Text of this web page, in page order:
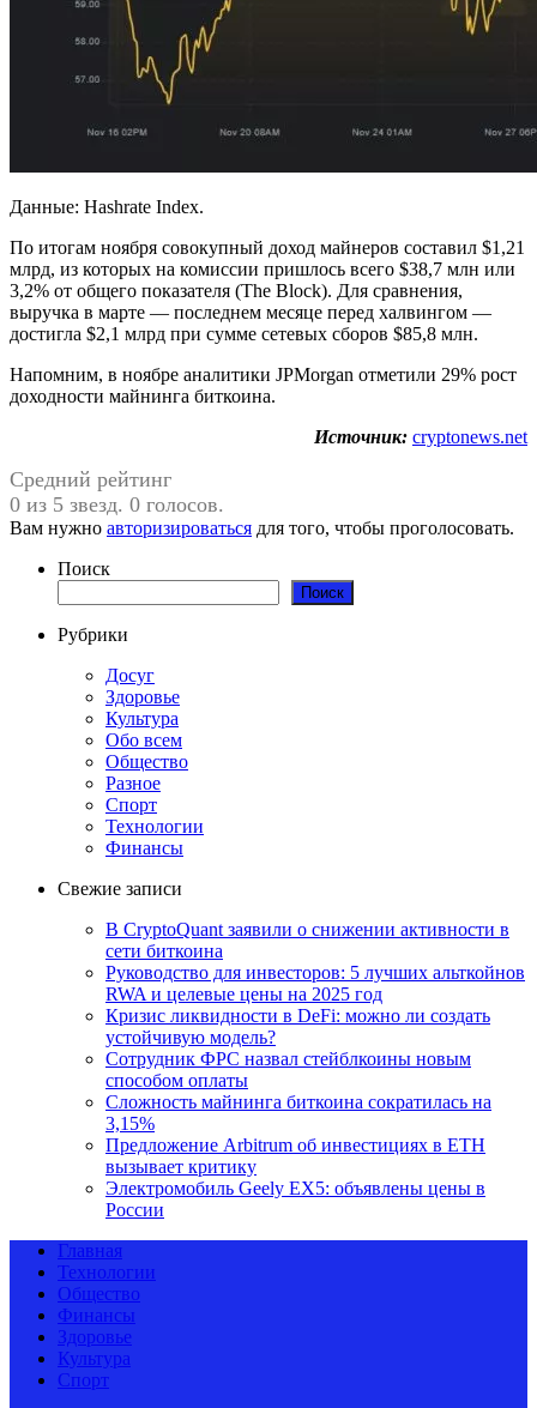
Данные: Hashrate Index.
По итогам ноября совокупный доход майнеров составил $1,21
млрд, из которых на комиссии пришлось всего $38,7 млн или
3,2% от общего показателя (The Block). Для сравнения,
выручка в марте — последнем месяце перед халвингом —
достигла $2,1 млрд при сумме сетевых сборов $85,8 млн.
Напомним, в ноябре аналитики JPMorgan отметили 29% рост
доходности майнинга биткоина.
Источник: cryptonews.net
Средний рейтинг
0 из 5 звезд. 0 голосов.
Вам нужно авторизироваться для того, чтобы проголосовать.
Поиск
Поиск
Рубрики
Досуг
Здоровье
Культура
Обо всем
Общество
Разное
Спорт
Технологии
Финансы
Свежие записи
В CryptoQuant заявили о снижении активности в
сети биткоина
Руководство для инвесторов: 5 лучших альткойнов
RWA и целевые цены на 2025 год
Кризис ликвидности в DeFi: можно ли создать
устойчивую модель?
Сотрудник ФРС назвал стейблкоины новым
способом оплаты
Сложность майнинга биткоина сократилась на
3,15%
Предложение Arbitrum об инвестициях в ETH
вызывает критику
Электромобиль Geely EX5: объявлены цены в
России
Главная
Технологии
Общество
Финансы
Здоровье
Культура
Спорт